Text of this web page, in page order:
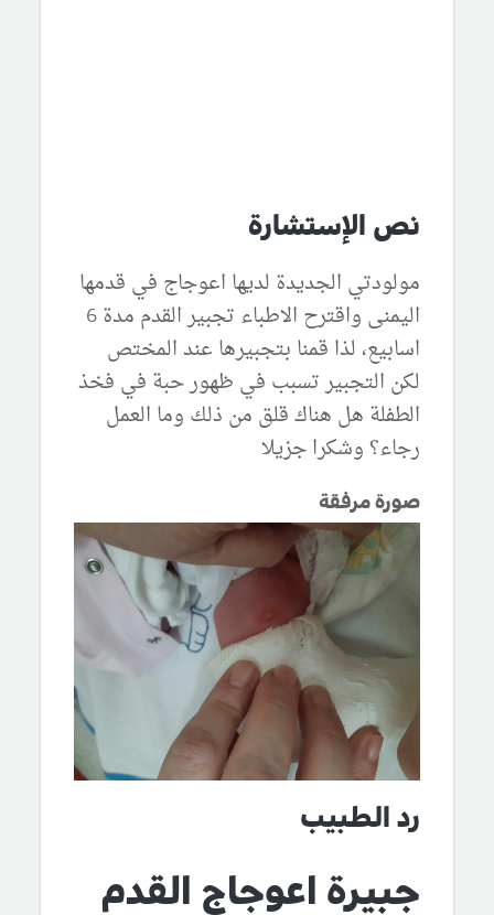
نص الإستشارة
مولودتي الجديدة لديها اعوجاج في قدمها
اليمنى واقترح الاطباء تجبير القدم مدة 6
اسابيع، لذا قمنا بتجبيرها عند المختص
لكن التجبير تسبب في ظهور حبة في فخذ
الطفلة هل هناك قلق من ذلك وما العمل
رجاء؟ وشكرا جزيلا
صورة مرفقة
رد الطبيب
جبيرة اعوجاج القدم